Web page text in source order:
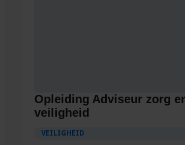
Opleiding Adviseur zorg
veiligheid
VEILIGHEID